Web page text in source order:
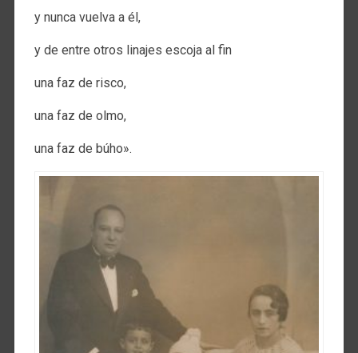
y nunca vuelva a él,
y de entre otros linajes escoja al fin
una faz de risco,
una faz de olmo,
una faz de búho».